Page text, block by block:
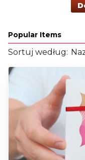
Popular Items
Sortuj według: